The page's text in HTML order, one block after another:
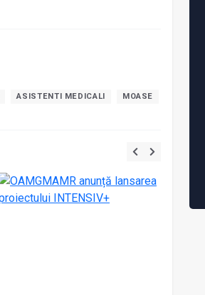
ASISTENTI MEDICALI
MOASE